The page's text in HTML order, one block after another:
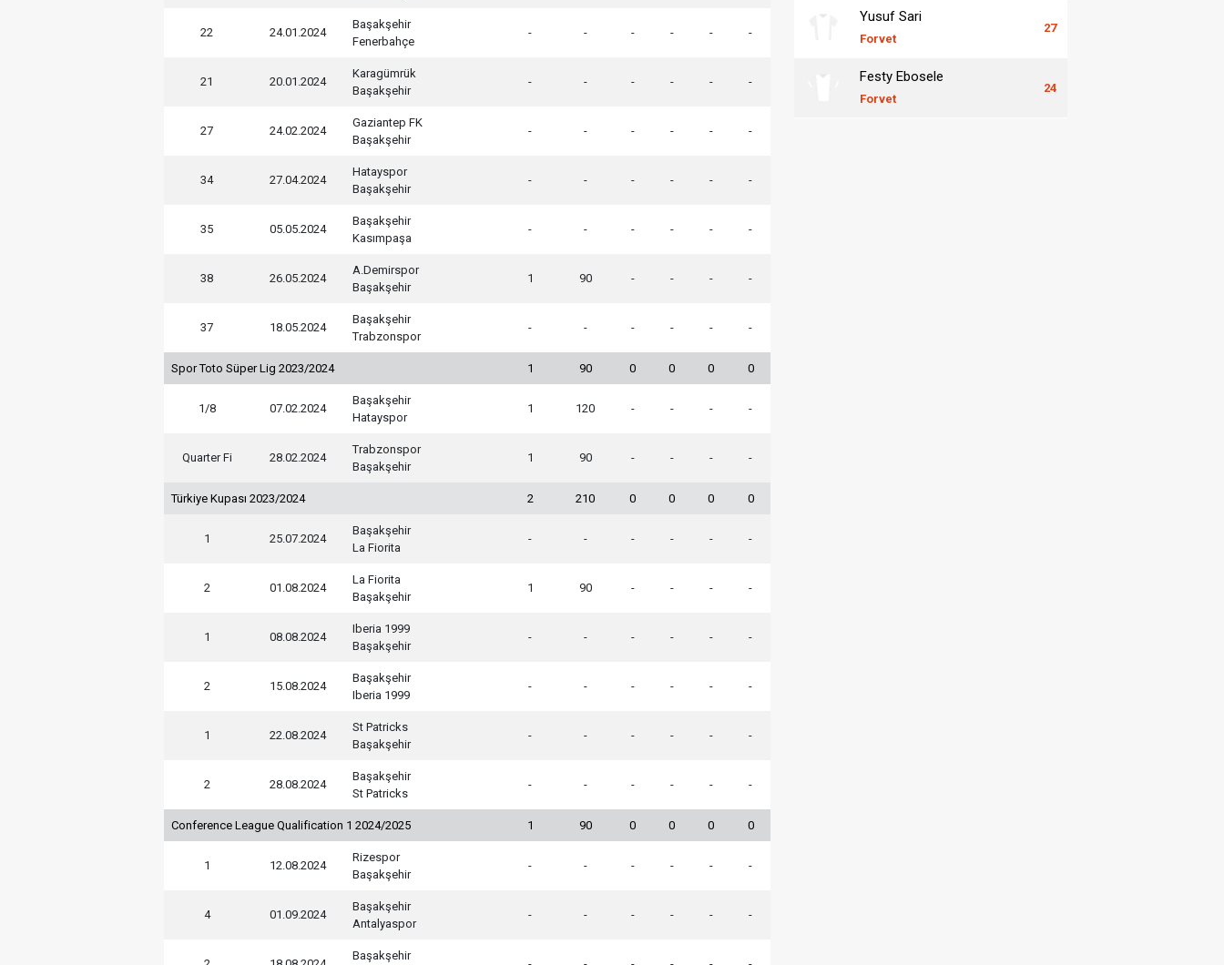
22 24.01.2024
Başakşehir
Fenerbahçe
- - - - - -
21 20.01.2024
Karagümrük
Başakşehir
- - - - - -
27 24.02.2024
Gaziantep FK
Başakşehir
- - - - - -
34 27.04.2024
Hatayspor
Başakşehir
- - - - - -
35 05.05.2024
Başakşehir
Kasımpaşa
- - - - - -
38 26.05.2024
A.Demirspor
Başakşehir
1 90 - - - -
37 18.05.2024
Başakşehir
Trabzonspor
- - - - - -
Spor Toto Süper Lig 2023/2024 1 90 0 0 0 0
1/8 07.02.2024
Başakşehir
Hatayspor
1 120 - - - -
Quarter Fi 28.02.2024
Trabzonspor
Başakşehir
1 90 - - - -
Türkiye Kupası 2023/2024 2 210 0 0 0 0
1 25.07.2024
Başakşehir
La Fiorita
- - - - - -
2 01.08.2024
La Fiorita
Başakşehir
1 90 - - - -
1 08.08.2024
Iberia 1999
Başakşehir
- - - - - -
2 15.08.2024
Başakşehir
Iberia 1999
- - - - - -
1 22.08.2024
St Patricks
Başakşehir
- - - - - -
2 28.08.2024
Başakşehir
St Patricks
- - - - - -
Conference League Qualification 1 2024/2025 1 90 0 0 0 0
1 12.08.2024
Rizespor
Başakşehir
- - - - - -
4 01.09.2024
Başakşehir
Antalyaspor
- - - - - -
Başakşehir
Yusuf Sari
Forvet
27
Festy Ebosele
Forvet
24